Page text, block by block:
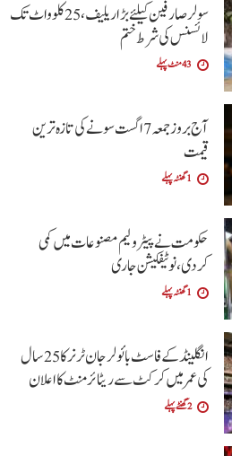
سولر صارفین کیلئے بڑا ریلیف، 25 کلوواٹ تک
لائسنس کی شرط ختم
43 منٹ پہلے
آج بروز جمعہ 7 اگست سونے کی تازہ ترین
قیمت
1 گھنٹہ پہلے
حکومت نے پیٹرولیم مصنوعات میں کمی
کردی،نوٹیفکیشن جاری
1 گھنٹہ پہلے
انگلینڈ کے فاسٹ بائولر جان ٹرنر کا 25 سال
کی عمر میں کرکٹ سے ریٹائرمنٹ کا اعلان
2 گھنٹے پہلے